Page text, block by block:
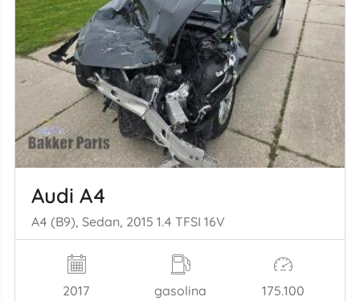
Audi A4
A4 (B9), Sedan, 2015 1.4 TFSI 16V
2017 gasolina 175.100